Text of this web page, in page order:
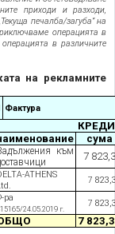
приходи и разходи,
печалба/загуба” на
операцията в
в различните
на рекламните
Фактура
сума
към
7
ATHENS
7
ра
24.05.2019 г.
7
7